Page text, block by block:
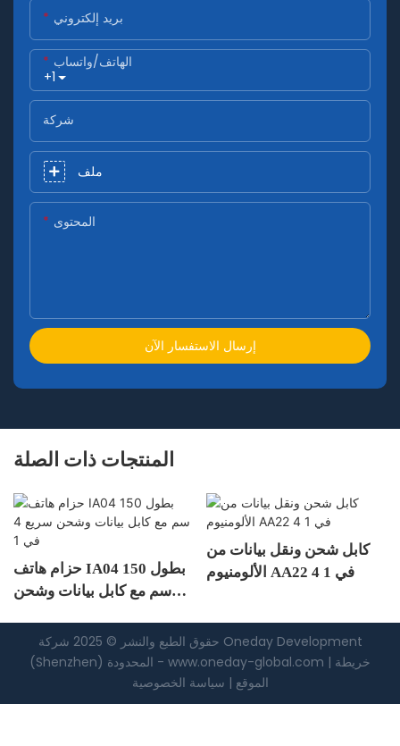
بريد إلكتروني
+1
الهاتف/واتساب
شركة
ملف
المحتوى
إرسال الاستفسار الآن
المنتجات ذات الصلة
حزام هاتف IA04 بطول 150
سم مع كابل بيانات وشحن
كابل شحن ونقل بيانات من
الألومنيوم AA22 4 في 1
حقوق الطبع والنشر © 2025 شركة Oneday Development
(Shenzhen) المحدودة - www.oneday-global.com | خريطة
الموقع | سياسة الخصوصية